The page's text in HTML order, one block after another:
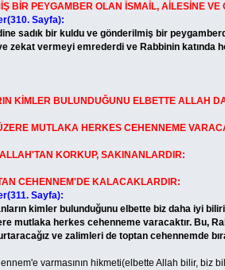
BİR PEYGAMBER OLAN İSMAİL, AİLESİNE
Sayfa):
sadık bir kuldu ve gönderilmiş bir
vermeyi emrederdi ve Rabbinin katında
KİMLER BULUNDUĞUNU ELBETTE ALLAH
MUTLAKA HERKES CEHENNEME
KORKUP, SAKINANLARDIR:
CEHENNEM'DE KALACAKLARDIR:
Sayfa):
kimler bulunduğunu elbette biz daha iyi
herkes cehenneme varacaktır. Bu,
ve zalimleri de toptan cehennemde
varmasının hikmeti(elbette Allah bilir, biz